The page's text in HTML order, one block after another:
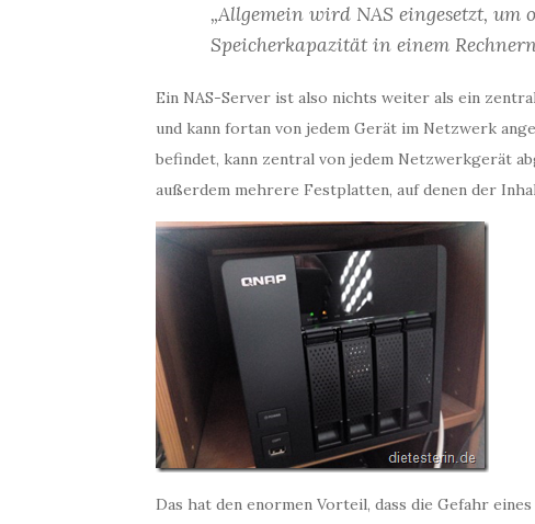
„Allgemein wird NAS eingesetzt,
Speicherkapazität in einem
Ein NAS-Server ist also nichts weiter als ein
und kann fortan von jedem Gerät im Netzwerk
befindet, kann zentral von jedem Netzwerkgerät
außerdem mehrere Festplatten, auf denen der
Das hat den enormen Vorteil, dass die Gefahr